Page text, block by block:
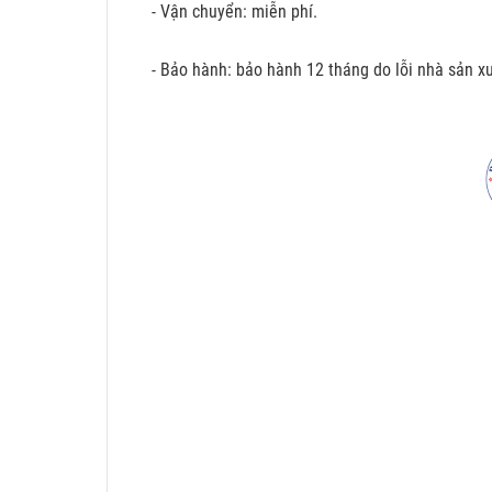
- Vận chuyển: miễn phí.
- Bảo hành: bảo hành 12 tháng do lỗi nhà sản